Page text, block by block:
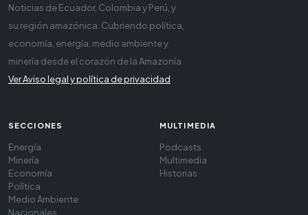
Noticias de Ecuador, Colombia y Perú, y
su región amazónica. Cubriendo política,
economía, energía, medio ambiente y
minería desde el corazón de la Amazonía
Ver Aviso legal y política de privacidad
SECCIONES
Energía
Minería
Economía
Política
Medio Ambiente
Nacionales
MULTIMEDIA
Podcasts
Multimedia
Historias